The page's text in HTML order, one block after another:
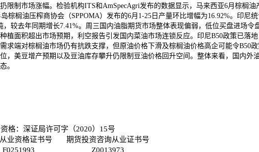
限制市场涨幅。检验机构ITS和AmSpecAgri发布的数据显示，马来西亚6月棕榈油
棕榈油压榨商协会（SPPOMA）发布的6月1-25日产量环比增幅为16.92%。印尼
，较去年同期增长7.41%。周三国内油脂期货市场整体表现偏弱，低位买盘进场令
植面积超出市场预期，利空报告引发国内菜油市场连锁反应。印尼B50政策已落
求端对棕榈油市场仍有抗跌支撑，但原油价格下滑及棕榈油价格高企可能令B50
，美豆增产预期以及豆油库存攀升仍限制豆油价格回升空间。整体来看，国内外
。
格：深证局许可字（2020）15号
业资格证书号
期货投资咨询从业证书号
F0251993
Z0013973